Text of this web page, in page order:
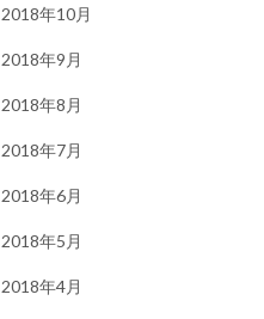
2018年10月
2018年9月
2018年8月
2018年7月
2018年6月
2018年5月
2018年4月